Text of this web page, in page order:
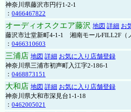
神奈川県藤沢市円行1-2-1
： 0466467822
オーディオスクエア藤沢 地図 詳細 お
藤沢市辻堂新町4-1-1 湘南モールFILL2F（
： 0466310603
三浦店 地図 詳細 お気に入り店舗登録
神奈川県三浦市初声町入江字2-186-1
： 0468873151
大和店 地図 詳細 お気に入り店舗登録
神奈川県大和市深見台1-1-18
： 0462005021